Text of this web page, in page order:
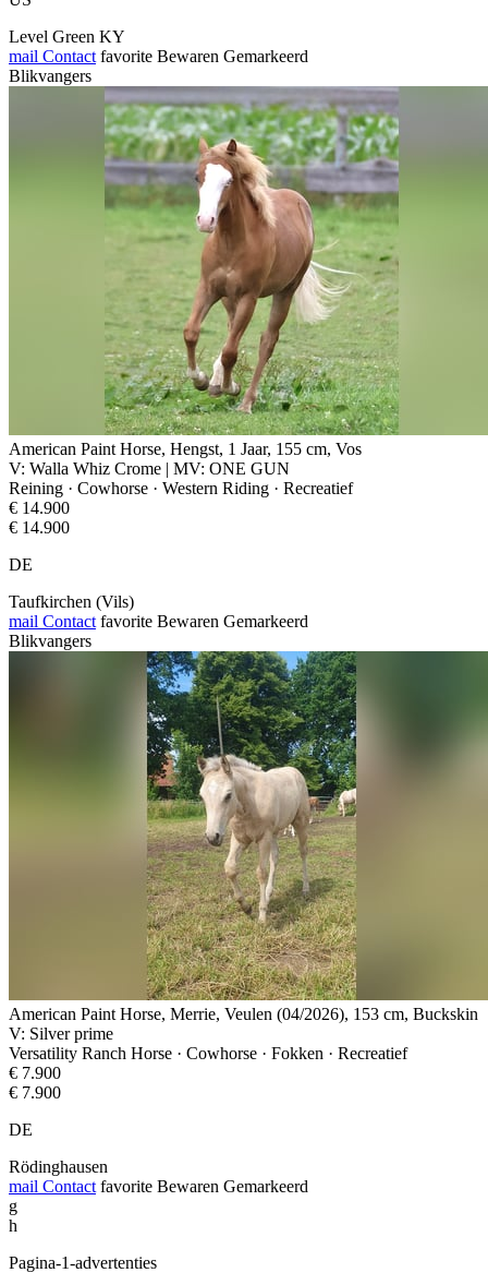
Level Green KY
mail Contact favorite Bewaren Gemarkeerd
Blikvangers
American Paint Horse, Hengst, 1 Jaar, 155 cm, Vos
V: Walla Whiz Crome | MV: ONE GUN
Reining · Cowhorse · Western Riding · Recreatief
€ 14.900
€ 14.900
DE
Taufkirchen (Vils)
mail Contact favorite Bewaren Gemarkeerd
Blikvangers
American Paint Horse, Merrie, Veulen (04/2026), 153 cm, Buckskin
V: Silver prime
Versatility Ranch Horse · Cowhorse · Fokken · Recreatief
€ 7.900
€ 7.900
DE
Rödinghausen
mail Contact favorite Bewaren Gemarkeerd
g
h
Pagina-1-advertenties